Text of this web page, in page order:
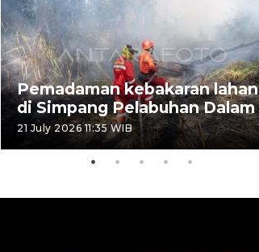
Pemadaman kebakaran lahan
di Simpang Pelabuhan Dalam
21 July 2026 11:35 WIB